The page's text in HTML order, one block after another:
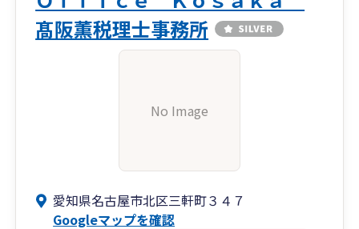
髙阪薫税理士事務所
No Image
愛知県名古屋市北区三軒町３４７
Googleマップを確認